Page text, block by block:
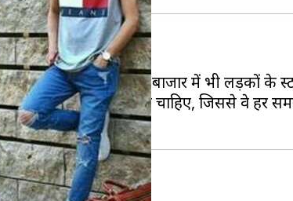
नहीं छोड़ सकते हैं। अगर बाजार में भी लड़कों के
वार्डरोब में जरूर होनी चाहिए, जिससे वे हर